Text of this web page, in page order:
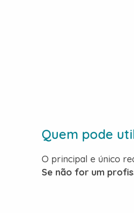
Quem pode
O principal e único
Se não for um